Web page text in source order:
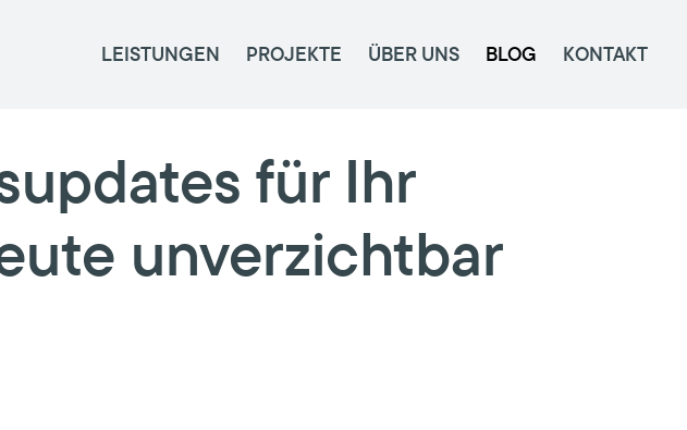
LEISTUNGEN PROJEKTE ÜBER UNS BLOG KONTAKT
für Ihr
unverzichtbar